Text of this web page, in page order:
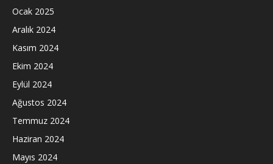
Ocak 2025
Aralık 2024
Kasım 2024
Ekim 2024
Eylül 2024
Ağustos 2024
Temmuz 2024
Haziran 2024
Mayıs 2024